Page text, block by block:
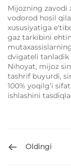
Mijozning zavodi
vodorod hosil
xususiyatiga
gaz tarkibini
dvigateli tanladik
Nihoyat, mijoz
tashrif buyurdi,
100% yoqilg'i
ishlashini
Oldingi